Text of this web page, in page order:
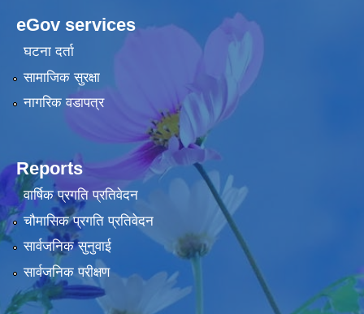
eGov services
घटना दर्ता
सामाजिक सुरक्षा
नागरिक वडापत्र
Reports
वार्षिक प्रगति प्रतिवेदन
चौमासिक प्रगति प्रतिवेदन
सार्वजनिक सुनुवाई
सार्वजनिक परीक्षण